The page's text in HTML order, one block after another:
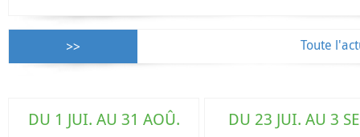
Toute
DU 1 JUI. AU 31 AOÛ. DU 23 JUI. AU 3
DU 7 AU 28 AOÛT DIMANCHE 9
MARDI 11 AOÛT VENDREDI 14